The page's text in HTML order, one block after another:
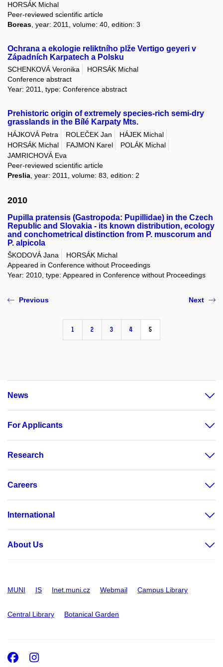
HORSÁK Michal
Peer-reviewed scientific article
Boreas , year: 2011, volume: 40, edition: 3
Ochrana a ekologie reliktního plže Vertigo geyeri v
Západních Karpatech a Polsku
SCHENKOVÁ Veronika
HORSÁK Michal
Conference abstract
Year: 2011, type: Conference abstract
Prehistoric origin of extremely species-rich semi-dry
grasslands in the Bílé Karpaty Mts.
HÁJKOVÁ Petra ROLEČEK Jan
HÁJEK Michal
HORSÁK Michal
FAJMON Karel
POLÁK Michal
JAMRICHOVÁ Eva
Peer-reviewed scientific article
Preslia, year: 2011, volume: 83, edition: 2
2010
Pupilla pratensis (Gastropoda: Pupillidae) in the Czech
Republic and Slovakia - its known distribution, ecology
and conchometrical distinction from P. muscorum and
P. alpicola
ŠKODOVÁ Jana
HORSÁK Michal
Appeared in Conference without Proceedings
Year: 2010, type: Appeared in Conference without Proceedings
Previous
1 2 3 4 5
Next
News
For Applicants
Research
Careers
International
About Us
MUNI IS Inet.muni.cz Webmail Campus Library
Central Library Botanical Garden
Facebook
Instagram